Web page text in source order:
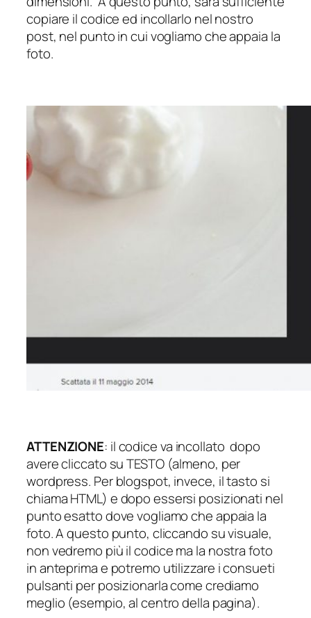
copiare il codice ed incollarlo nel nostro
post, nel punto in cui vogliamo che appaia la
foto.
ATTENZIONE: il codice va incollato dopo
avere cliccato su TESTO (almeno, per
wordpress. Per blogspot, invece, il tasto si
chiama HTML) e dopo essersi posizionati nel
punto esatto dove vogliamo che appaia la
foto. A questo punto, cliccando su visuale,
non vedremo più il codice ma la nostra foto
in anteprima e potremo utilizzare i consueti
pulsanti per posizionarla come crediamo
meglio (esempio, al centro della pagina).